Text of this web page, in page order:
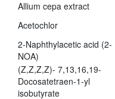
Allium cepa extract
Acetochlor
2-Naphthylacetic acid (2-
NOA)
(Z,Z,Z,Z)- 7,13,16,19-
Docosatetraen-1-yl
isobutyrate